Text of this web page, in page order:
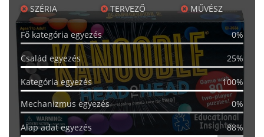
SZÉRIA TERVEZŐ MŰVÉSZ
Fő kategória egyezés 0%
Család egyezés 25%
Kategória egyezés
100%
Mechanizmus egyezés
0%
Alap adat egyezés 88%